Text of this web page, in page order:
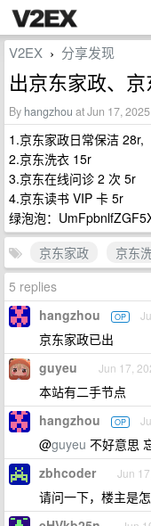
V2EX › 分享发现
出京东家政、
By hangzhou at Jun 17,
1.京东家政日常保洁 28r,
2.京东洗衣 15r
3.京东在线问诊 2 次 5r
4.京东读书 VIP 卡 5r
绿泡泡：
京东家政
京东
5 replies
hangzhou OP
京东家政已出
guyeu Jun 17,
本站有二手节点
hangzhou OP
@guyeu 不好意思
zbhcoder Jun
请问一下，楼主是